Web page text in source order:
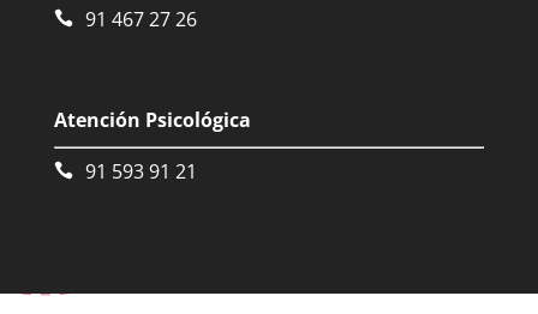
91 467 27 26
Atención Psicológica
91 593 91 21